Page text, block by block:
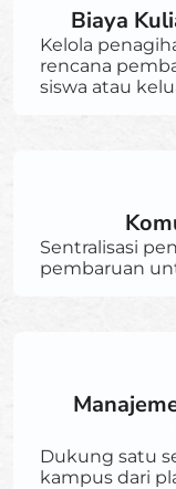
Biaya
Kelola
rencana
siswa atau
Sentralisasi
pembaruan
Dukung satu
kampus dari